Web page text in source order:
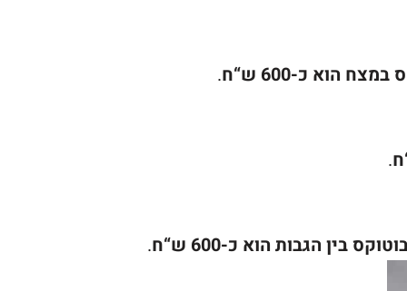
הוא כ-600 ש“ח .
.
בין הגבות הוא כ-600 ש“ח .